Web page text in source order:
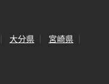
大分県
宮崎県